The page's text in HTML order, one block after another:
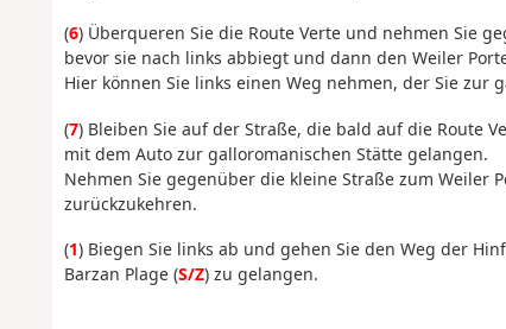
(6) Überqueren Sie die Route Verte und nehmen Sie
bevor sie nach links abbiegt und dann den Weiler
Hier können Sie links einen Weg nehmen, der Sie zur
(7) Bleiben Sie auf der Straße, die bald auf die Route
mit dem Auto zur galloromanischen Stätte gelangen.
Nehmen Sie gegenüber die kleine Straße zum
zurückzukehren.
(1) Biegen Sie links ab und gehen Sie den Weg der
Barzan Plage (S/Z) zu gelangen.